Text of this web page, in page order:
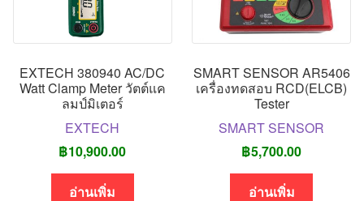
EXTECH 380940 AC/DC
Watt Clamp Meter วัตต์แค
ลมป์มิเตอร์
EXTECH
฿10,900.00
อ่านเพิ่ม
SMART SENSOR AR5406
เครื่องทดสอบ RCD(ELCB)
Tester
SMART SENSOR
฿5,700.00
อ่านเพิ่ม